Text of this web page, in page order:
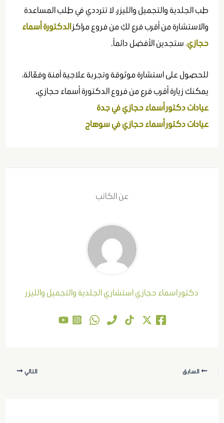
طب الجلدية والتجميل والليزر، لا تترددي في طلب المساعدة
والاستشارة من أقرب فرع لكِ من فروع مراكزالدكتورة أسماء
حجازي، ستجدين الأفضل دائماً.
للحصول على استشارة موثوقة وتجربة علاجية آمنة وفعّالة،
يمكنك زيارة أقرب فرع من فروع الدكتورة أسماء حجازي.
عيادات دكتور أسماء حجازي في جدة
عيادات دكتور أسماء حجازي في سوهاج
عن الكاتب
دكتور اسماء حجازي استشاري الجلدية والتجميل والليزر
السابق التالي